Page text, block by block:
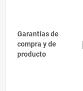
Garantías de
compra y de
producto